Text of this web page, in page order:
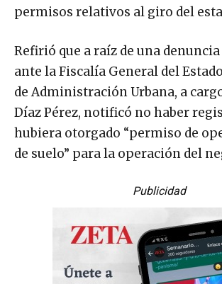
permisos relativos al giro del
Refirió que a raíz de una
ante la Fiscalía General del
de Administración Urbana, a
Díaz Pérez, notificó no haber
hubiera otorgado “permiso de
de suelo” para la operación del
Publicidad